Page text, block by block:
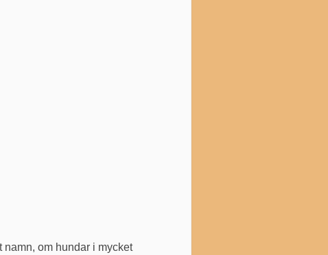
om hundar i mycket